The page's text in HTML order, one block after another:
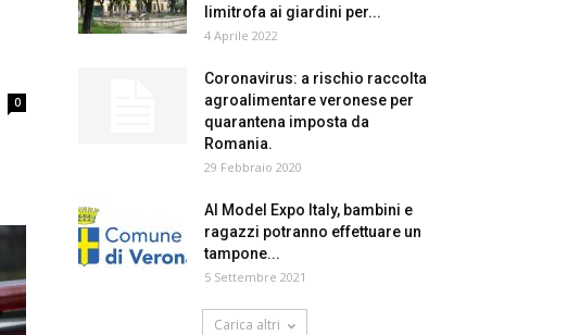
0
limitrofa ai giardini per...
4 Aprile 2022
Coronavirus: a rischio raccolta
agroalimentare veronese per
quarantena imposta da
Romania.
29 Febbraio 2020
Al Model Expo Italy, bambini e
ragazzi potranno effettuare un
tampone...
5 Settembre 2021
Carica altri